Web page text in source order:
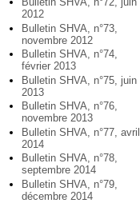
2012
Bulletin SHVA, n°73,
novembre 2012
Bulletin SHVA, n°74,
février 2013
Bulletin SHVA, n°75, juin
2013
Bulletin SHVA, n°76,
novembre 2013
Bulletin SHVA, n°77, avril
2014
Bulletin SHVA, n°78,
septembre 2014
Bulletin SHVA, n°79,
décembre 2014